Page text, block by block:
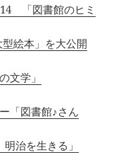
「図書館のヒミ
絵本」を大公開
文学」
「図書館♪さん
治を生きる」